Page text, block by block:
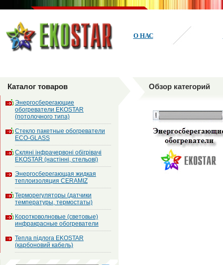
О НАС
Каталог товаров
Энергосберегающие
обогреватели EKOSTAR
(потолочного типа)
Стекло пакетные обогреватели
ECO-GLASS
Скляні інфрачервоні обігрівачі
EKOSTAR (настінні, стельові)
Энергосберегающая жидкая
теплоизоляция CERAMIZ
Терморегуляторы (датчики
температуры, термостаты)
Коротковолновые (световые)
инфракрасные обогреватели
Тепла підлога EKOSTAR
(карбоновий кабель)
Обзор категорий